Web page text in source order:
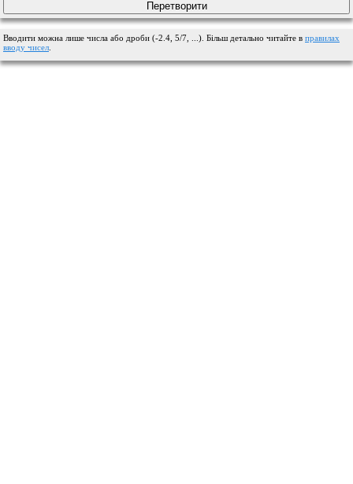
Вводити можна лише числа або дроби (-2.4, 5/7, ...). Більш детально читайте в правилах
вводу чисел